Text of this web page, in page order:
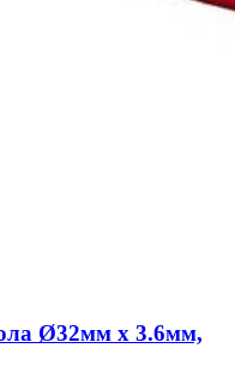
Ø32мм х 3.6мм,